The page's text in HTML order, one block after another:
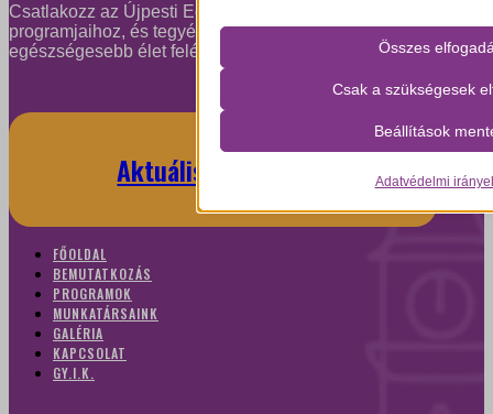
Csatlakozz az Újpesti Egészségfejlesztési Iroda
programjaihoz, és tegyél egy lépést az
egészségesebb élet felé.
Aktuális programok
FŐOLDAL
BEMUTATKOZÁS
PROGRAMOK
MUNKATÁRSAINK
GALÉRIA
KAPCSOLAT
GY.I.K.
wordpress_test_cookie
wp-settings-time-*
Összes
Csak a szükségesek
Beállítások
Adatvédelmi